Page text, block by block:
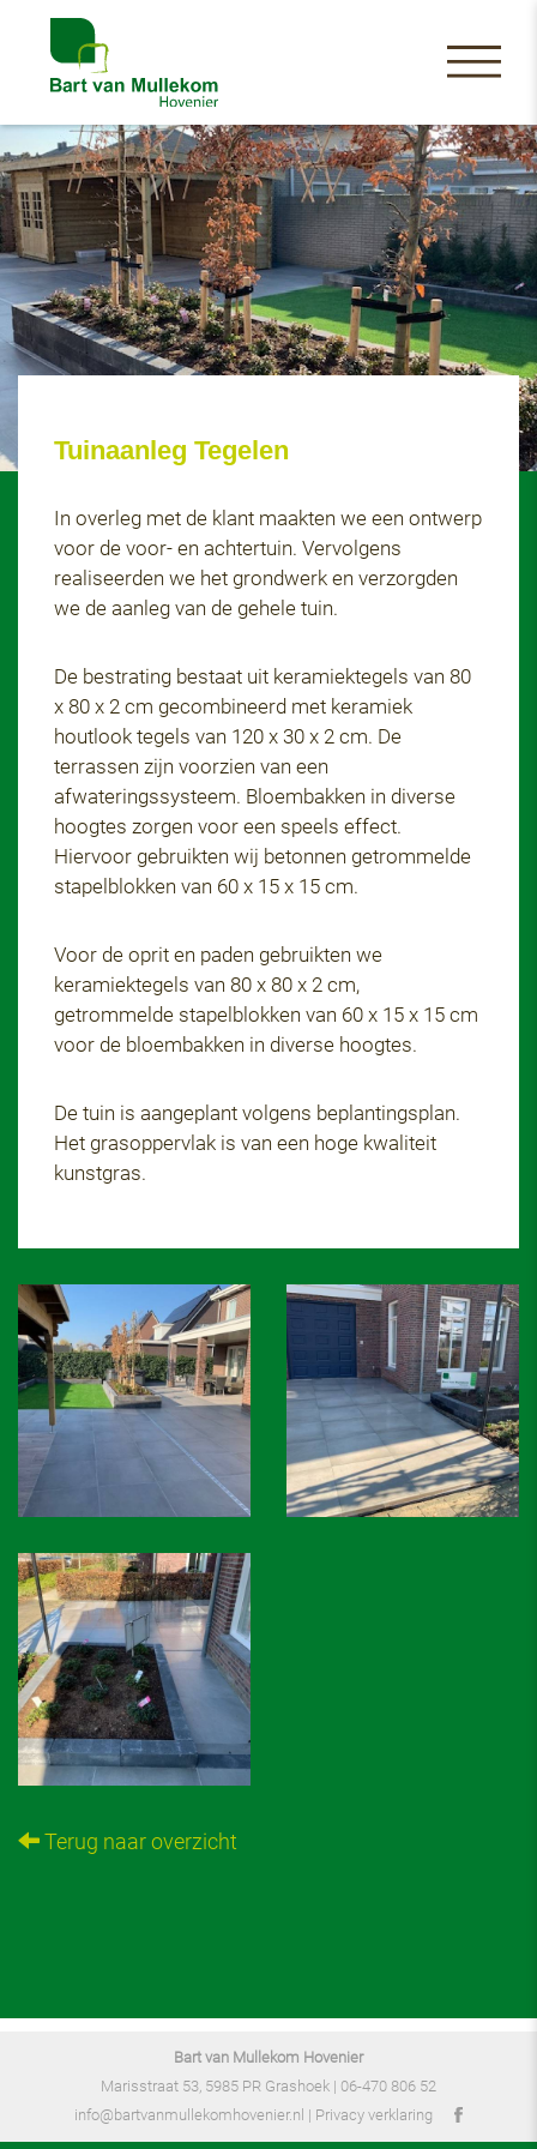
Tuinaanleg Tegelen
In overleg met de klant maakten we een ontwerp
voor de voor- en achtertuin. Vervolgens
realiseerden we het grondwerk en verzorgden
we de aanleg van de gehele tuin.
De bestrating bestaat uit keramiektegels van 80
x 80 x 2 cm gecombineerd met keramiek
houtlook tegels van 120 x 30 x 2 cm. De
terrassen zijn voorzien van een
afwateringssysteem. Bloembakken in diverse
hoogtes zorgen voor een speels effect.
Hiervoor gebruikten wij betonnen getrommelde
stapelblokken van 60 x 15 x 15 cm.
Voor de oprit en paden gebruikten we
keramiektegels van 80 x 80 x 2 cm,
getrommelde stapelblokken van 60 x 15 x 15 cm
voor de bloembakken in diverse hoogtes.
De tuin is aangeplant volgens beplantingsplan.
Het grasoppervlak is van een hoge kwaliteit
kunstgras.
Terug naar overzicht
Bart van Mullekom Hovenier
Marisstraat 53, 5985 PR Grashoek | 06-470 806 52
info@bartvanmullekomhovenier.nl | Privacy verklaring